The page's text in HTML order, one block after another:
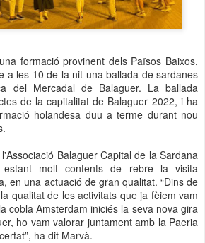
formació provinent dels Països Baixos,
a les 10 de la nit una ballada de sardanes
del Mercadal de Balaguer. La ballada
de la capitalitat de Balaguer 2022, i ha
holandesa duu a terme durant nou
Balaguer Capital de la Sardana
estant molt contents de rebre la visita
en una actuació de gran qualitat. “Dins de
qualitat de les activitats que ja fèiem vam
cobla Amsterdam iniciés la seva nova gira
ho vam valorar juntament amb la Paeria
ha dit Marvà.